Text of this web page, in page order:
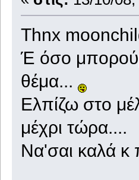
Thnx
Έ όσο
θέμα...
Ελπίζω στο
μέχρι τώρα....
Να'σαι καλά κ